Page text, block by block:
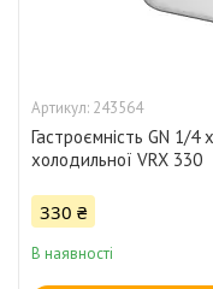
243564
Гастроємність GN 1/4
холодильної VRX 330
330 ₴
В наявності